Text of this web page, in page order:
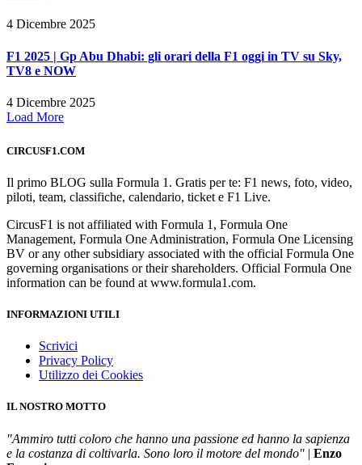
4 Dicembre 2025
F1 2025 | Gp Abu Dhabi: gli orari della F1 oggi in TV su Sky,
TV8 e NOW
4 Dicembre 2025
Load More
CIRCUSF1.COM
Il primo BLOG sulla Formula 1. Gratis per te: F1 news, foto, video,
piloti, team, classifiche, calendario, ticket e F1 Live.
CircusF1 is not affiliated with Formula 1, Formula One
Management, Formula One Administration, Formula One Licensing
BV or any other subsidiary associated with the official Formula One
governing organisations or their shareholders. Official Formula One
information can be found at www.formula1.com.
INFORMAZIONI UTILI
Scrivici
Privacy Policy
Utilizzo dei Cookies
IL NOSTRO MOTTO
"Ammiro tutti coloro che hanno una passione ed hanno la sapienza
e la costanza di coltivarla. Sono loro il motore del mondo" | Enzo